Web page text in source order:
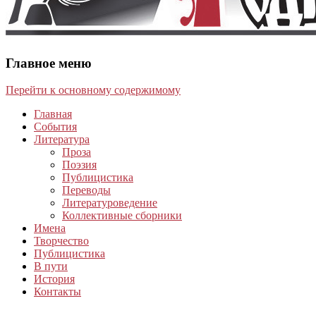
Главное меню
Перейти к основному содержимому
Главная
События
Литература
Проза
Поэзия
Публицистика
Переводы
Литературоведение
Коллективные сборники
Имена
Творчество
Публицистика
В пути
История
Контакты